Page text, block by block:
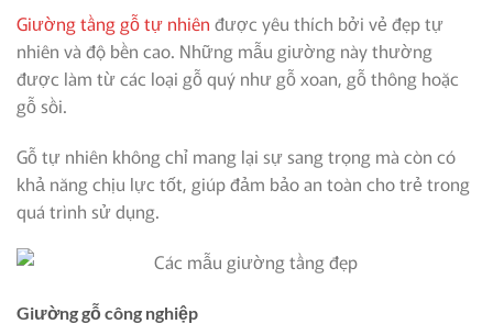
Giường tầng gỗ tự nhiên được yêu thích bởi vẻ đẹp tự
nhiên và độ bền cao. Những mẫu giường này thường
được làm từ các loại gỗ quý như gỗ xoan, gỗ thông hoặc
gỗ sồi.
Gỗ tự nhiên không chỉ mang lại sự sang trọng mà còn có
khả năng chịu lực tốt, giúp đảm bảo an toàn cho trẻ trong
quá trình sử dụng.
Giường gỗ công nghiệp